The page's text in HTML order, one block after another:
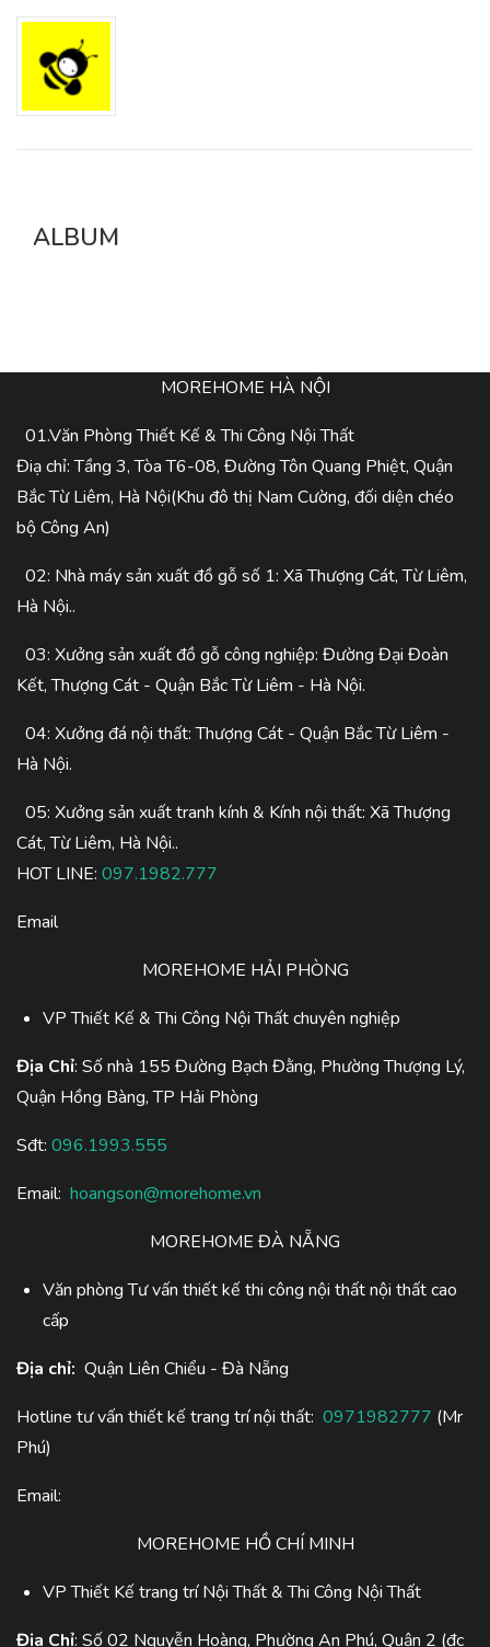
ALBUM
MOREHOME HÀ NỘI
01.Văn Phòng Thiết Kế & Thi Công Nội Thất
Điạ chỉ: Tầng 3, Tòa T6-08, Đường Tôn Quang Phiệt, Quận
Bắc Từ Liêm, Hà Nội(Khu đô thị Nam Cường, đối diện chéo
bộ Công An)
02: Nhà máy sản xuất đồ gỗ số 1: Xã Thượng Cát, Từ Liêm,
Hà Nội..
03: Xưởng sản xuất đồ gỗ công nghiệp: Đường Đại Đoàn
Kết, Thượng Cát - Quận Bắc Từ Liêm - Hà Nội.
04: Xưởng đá nội thất: Thượng Cát - Quận Bắc Từ Liêm -
Hà Nội.
05: Xưởng sản xuất tranh kính & Kính nội thất: Xã Thượng
Cát, Từ Liêm, Hà Nội..
HOT LINE: 097.1982.777
Email
MOREHOME HẢI PHÒNG
VP Thiết Kế & Thi Công Nội Thất chuyên nghiệp
Địa Chỉ: Số nhà 155 Đường Bạch Đằng, Phường Thượng Lý,
Quận Hồng Bàng, TP Hải Phòng
Sđt: 096.1993.555
Email: hoangson@morehome.vn
MOREHOME ĐÀ NẴNG
Văn phòng Tư vấn thiết kế thi công nội thất nội thất cao
cấp
Địa chỉ: Quận Liên Chiểu - Đà Nẵng
Hotline tư vấn thiết kế trang trí nội thất: 0971982777 (Mr
Phú)
Email:
MOREHOME HỒ CHÍ MINH
VP Thiết Kế trang trí Nội Thất & Thi Công Nội Thất
Địa Chỉ: Số 02 Nguyễn Hoàng, Phường An Phú, Quận 2 (đc